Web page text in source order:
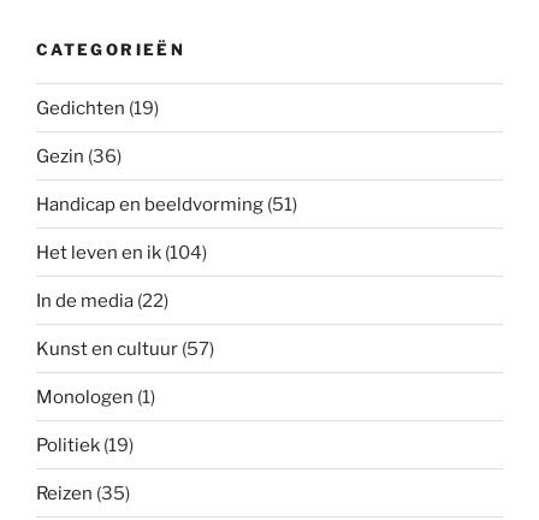
CATEGORIEËN
Gedichten (19)
Gezin (36)
Handicap en beeldvorming (51)
Het leven en ik (104)
In de media (22)
Kunst en cultuur (57)
Monologen (1)
Politiek (19)
Reizen (35)